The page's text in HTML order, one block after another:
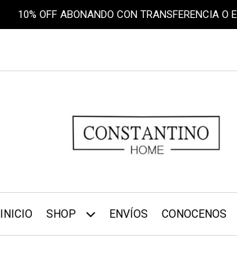
10% OFF ABONANDO CON TRANSFERENCIA O
INICIO SHOP ENVÍOS CONOCENOS